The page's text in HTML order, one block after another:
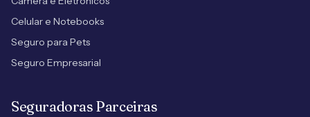
Celular e Notebooks
Seguro para Pets
Seguro Empresarial
Seguradoras Parceiras